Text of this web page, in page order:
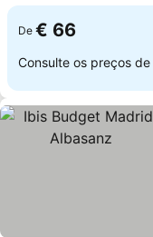
De € 66
Consulte os preços de